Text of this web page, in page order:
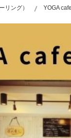
リング） YOGA